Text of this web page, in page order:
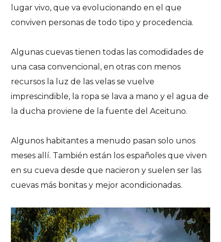
lugar vivo, que va evolucionando en el que
conviven personas de todo tipo y procedencia.
Algunas cuevas tienen todas las comodidades de
una casa convencional, en otras con menos
recursos la luz de las velas se vuelve
imprescindible, la ropa se lava a mano y el agua de
la ducha proviene de la fuente del Aceituno.
Algunos habitantes a menudo pasan solo unos
meses allí. También están los españoles que viven
en su cueva desde que nacieron y suelen ser las
cuevas más bonitas y mejor acondicionadas.